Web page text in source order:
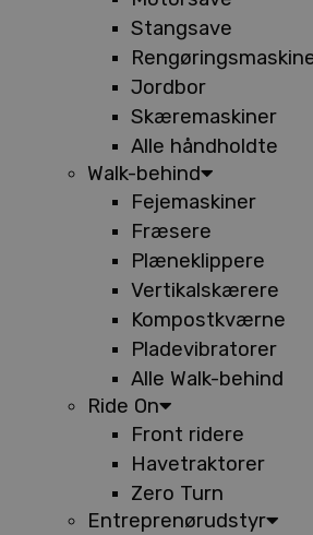
Stangsave
Jordbor
Skæremaskiner
Alle håndholdte
Walk-behind
Fejemaskiner
Fræsere
Plæneklippere
Vertikalskærere
Kompostkværne
Pladevibratorer
Alle Walk-behind
Ride On
Front ridere
Havetraktorer
Zero Turn
Entreprenørudstyr